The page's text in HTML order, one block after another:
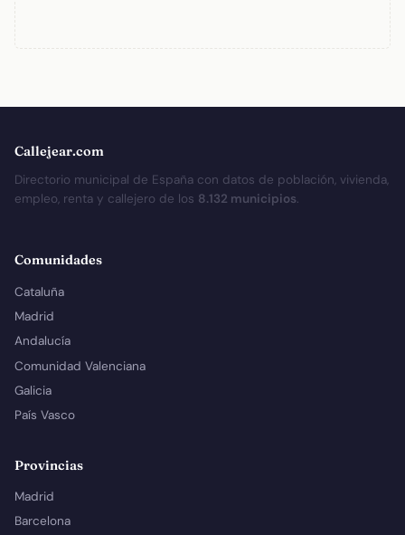
Callejear.com
Directorio municipal de España con datos de población, vivienda,
empleo, renta y callejero de los 8.132 municipios.
Comunidades
Cataluña
Madrid
Andalucía
Comunidad Valenciana
Galicia
País Vasco
Provincias
Madrid
Barcelona